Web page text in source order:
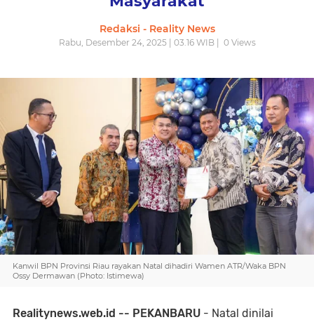
Redaksi - Reality News
Rabu, Desember 24, 2025 | 03.16 WIB | 0Views
Kanwil BPN Provinsi Riau rayakan Natal dihadiri Wamen ATR/Waka BPN
Ossy Dermawan (Photo: Istimewa)
Realitynews.web.id -- PEKANBARU - Natal dinilai